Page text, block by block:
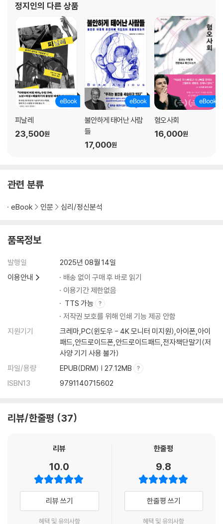
정지인의 다른 상품
피날레
23,500원
불안하게 태어난 사람
들
17,000원
혐오사회
16,000원
관련 분류
eBook 인문 심리/정신분석
품목정보
발행일
2025년 08월 14일
이용안내
배송 없이 구매 후 바로 읽기
이용기간 제한없음
TTS 가능
저작권 보호를 위해 인쇄 기능 제공 안함
지원기기
크레마,PC(윈도우 - 4K 모니터 미지원),아이폰,아이
패드,안드로이드폰,안드로이드패드,전자책단말기(저
사양 기기 사용 불가)
파일/용량
EPUB(DRM) | 27.12MB
ISBN13
9791140715602
리뷰/한줄평 37
리뷰
10.0
리뷰 쓰기
혜택 및 유의사항
한줄평
9.8
한줄평 쓰기
혜택 및 유의사항